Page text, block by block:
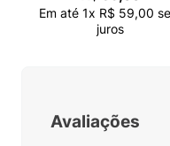
Em até 1x R$ 59,00
juros
Avaliações